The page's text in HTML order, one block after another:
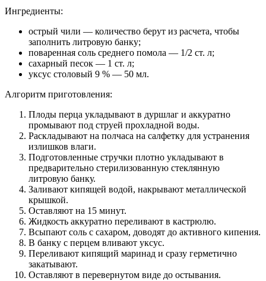
Ингредиенты:
острый чили — количество берут из расчета, чтобы
заполнить литровую банку;
поваренная соль среднего помола — 1/2 ст. л;
сахарный песок — 1 ст. л;
уксус столовый 9 % — 50 мл.
Алгоритм приготовления:
Плоды перца укладывают в дуршлаг и аккуратно
промывают под струей прохладной воды.
Раскладывают на полчаса на салфетку для устранения
излишков влаги.
Подготовленные стручки плотно укладывают в
предварительно стерилизованную стеклянную
литровую банку.
Заливают кипящей водой, накрывают металлической
крышкой.
Оставляют на 15 минут.
Жидкость аккуратно переливают в кастрюлю.
Всыпают соль с сахаром, доводят до активного кипения.
В банку с перцем вливают уксус.
Переливают кипящий маринад и сразу герметично
закатывают.
Оставляют в перевернутом виде до остывания.